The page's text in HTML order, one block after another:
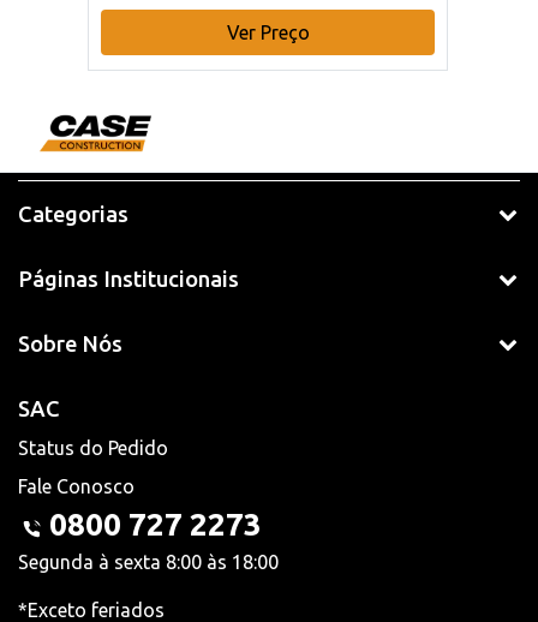
Ver Preço
Categorias
Páginas Institucionais
Sobre Nós
SAC
Status do Pedido
Fale Conosco
0800 727 2273
Segunda à sexta 8:00 às 18:00
*Exceto feriados